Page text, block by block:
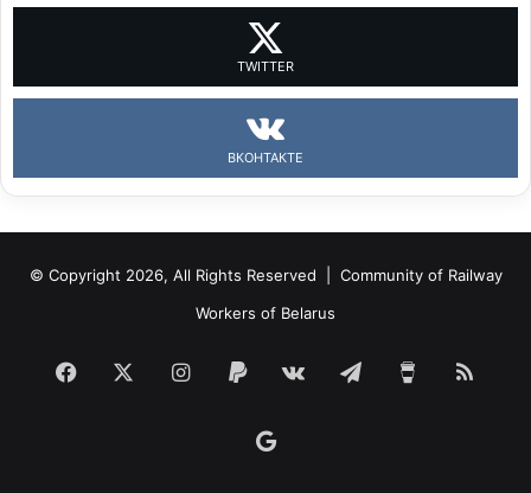
TWITTER
ВКОНТАКТЕ
© Copyright 2026, All Rights Reserved | Community of Railway
Workers of Belarus
Facebook Instagram
Paypal vk.com Telegram
Google